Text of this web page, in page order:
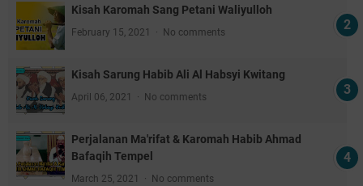
Kisah Karomah Sang Petani Waliyulloh
February 15, 2021 No comments
Kisah Sarung Habib Ali Al Habsyi Kwitang
April 06, 2021 No comments
Perjalanan Ma'rifat & Karomah Habib Ahmad
Bafaqih Tempel
March 25, 2021 No comments